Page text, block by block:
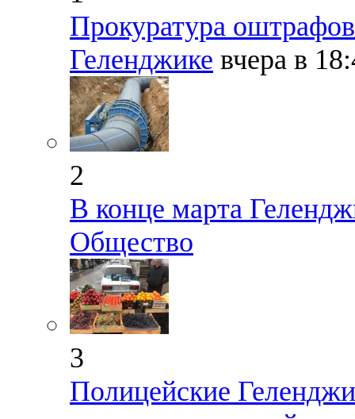
Прокуратура
Геленджике вчера в
2
В конце марта
Общество
3
Полицейские